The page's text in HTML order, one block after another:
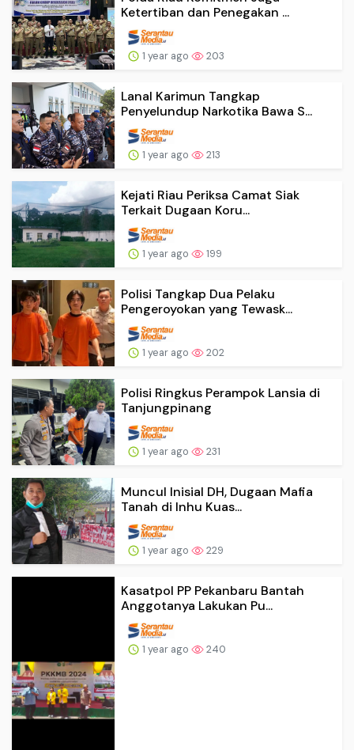
Ketertiban dan Penegakan ...
1 year ago 203
Lanal Karimun Tangkap
Penyelundup Narkotika Bawa S...
1 year ago 213
Kejati Riau Periksa Camat Siak
Terkait Dugaan Koru...
1 year ago 199
Polisi Tangkap Dua Pelaku
Pengeroyokan yang Tewask...
1 year ago 202
Polisi Ringkus Perampok Lansia di
Tanjungpinang
1 year ago 231
Muncul Inisial DH, Dugaan Mafia
Tanah di Inhu Kuas...
1 year ago 229
Kasatpol PP Pekanbaru Bantah
Anggotanya Lakukan Pu...
1 year ago 240